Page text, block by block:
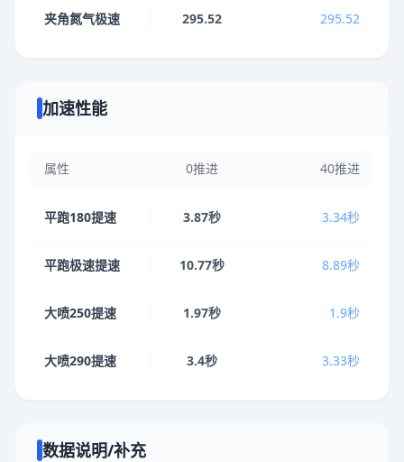
夹角氮气极速 295.52 295.52
加速性能
属性 0推进 40推进
平跑180提速 3.87秒 3.34秒
平跑极速提速 10.77秒 8.89秒
大喷250提速 1.97秒 1.9秒
大喷290提速 3.4秒 3.33秒
数据说明/补充